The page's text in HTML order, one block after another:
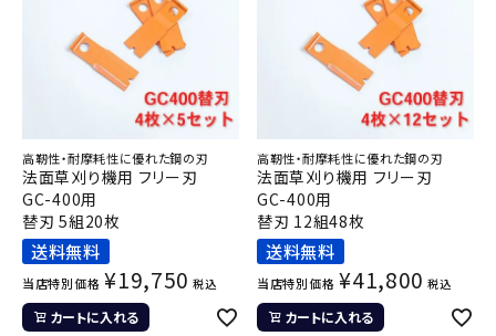
高靭性・耐摩耗性に優れた鋼の刃
法面草刈り機用 フリー刃
GC-400用
替刃 5組20枚
送料無料
当店特別価格 ¥19,750 税込
カートに入れる
高靭性・耐摩耗性に優れた鋼の刃
法面草刈り機用 フリー刃
GC-400用
替刃 12組48枚
送料無料
当店特別価格 ¥41,800 税込
カートに入れる